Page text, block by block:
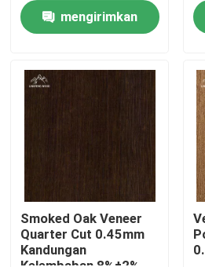
Produk
Video
Kontrol Kualitas
mengirimkan
Smoked Oak Veneer
Quarter Cut 0.45mm
Kandungan